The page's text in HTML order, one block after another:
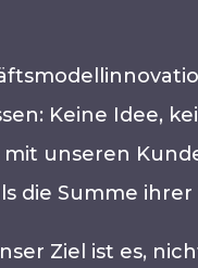
Keine Idee,
mit unseren
die Summe ihrer
Ziel ist es,